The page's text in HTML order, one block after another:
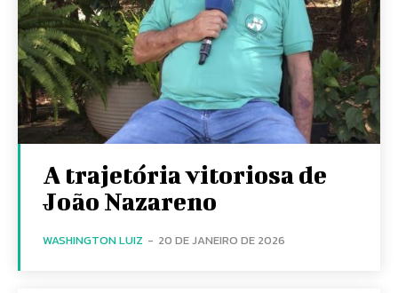
A trajetória vitoriosa de
João Nazareno
WASHINGTON LUIZ - 20 DE JANEIRO DE 2026